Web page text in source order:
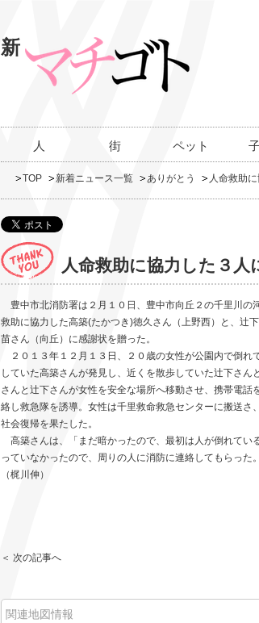
新
人 街 ペット
TOP 新着ニュース一覧 ありがとう 人命救助
人命救助に協力した３人
豊中市北消防署は２月１０日、豊中市向丘２の千里川の
救助に協力した高築(たかつき)徳久さん（上野西）と、辻
苗さん（向丘）に感謝状を贈った。
２０１３年１２月１３日、２０歳の女性が公園内で倒れ
していた高築さんが発見し、近くを散歩していた辻下さん
さんと辻下さんが女性を安全な場所へ移動させ、携帯電話
絡し救急隊を誘導。女性は千里救命救急センターに搬送さ
社会復帰を果たした。
高築さんは、「まだ暗かったので、最初は人が倒れてい
っていなかったので、周りの人に消防に連絡してもらっ
（梶川伸）
＜ 次の記事へ
関連地図情報